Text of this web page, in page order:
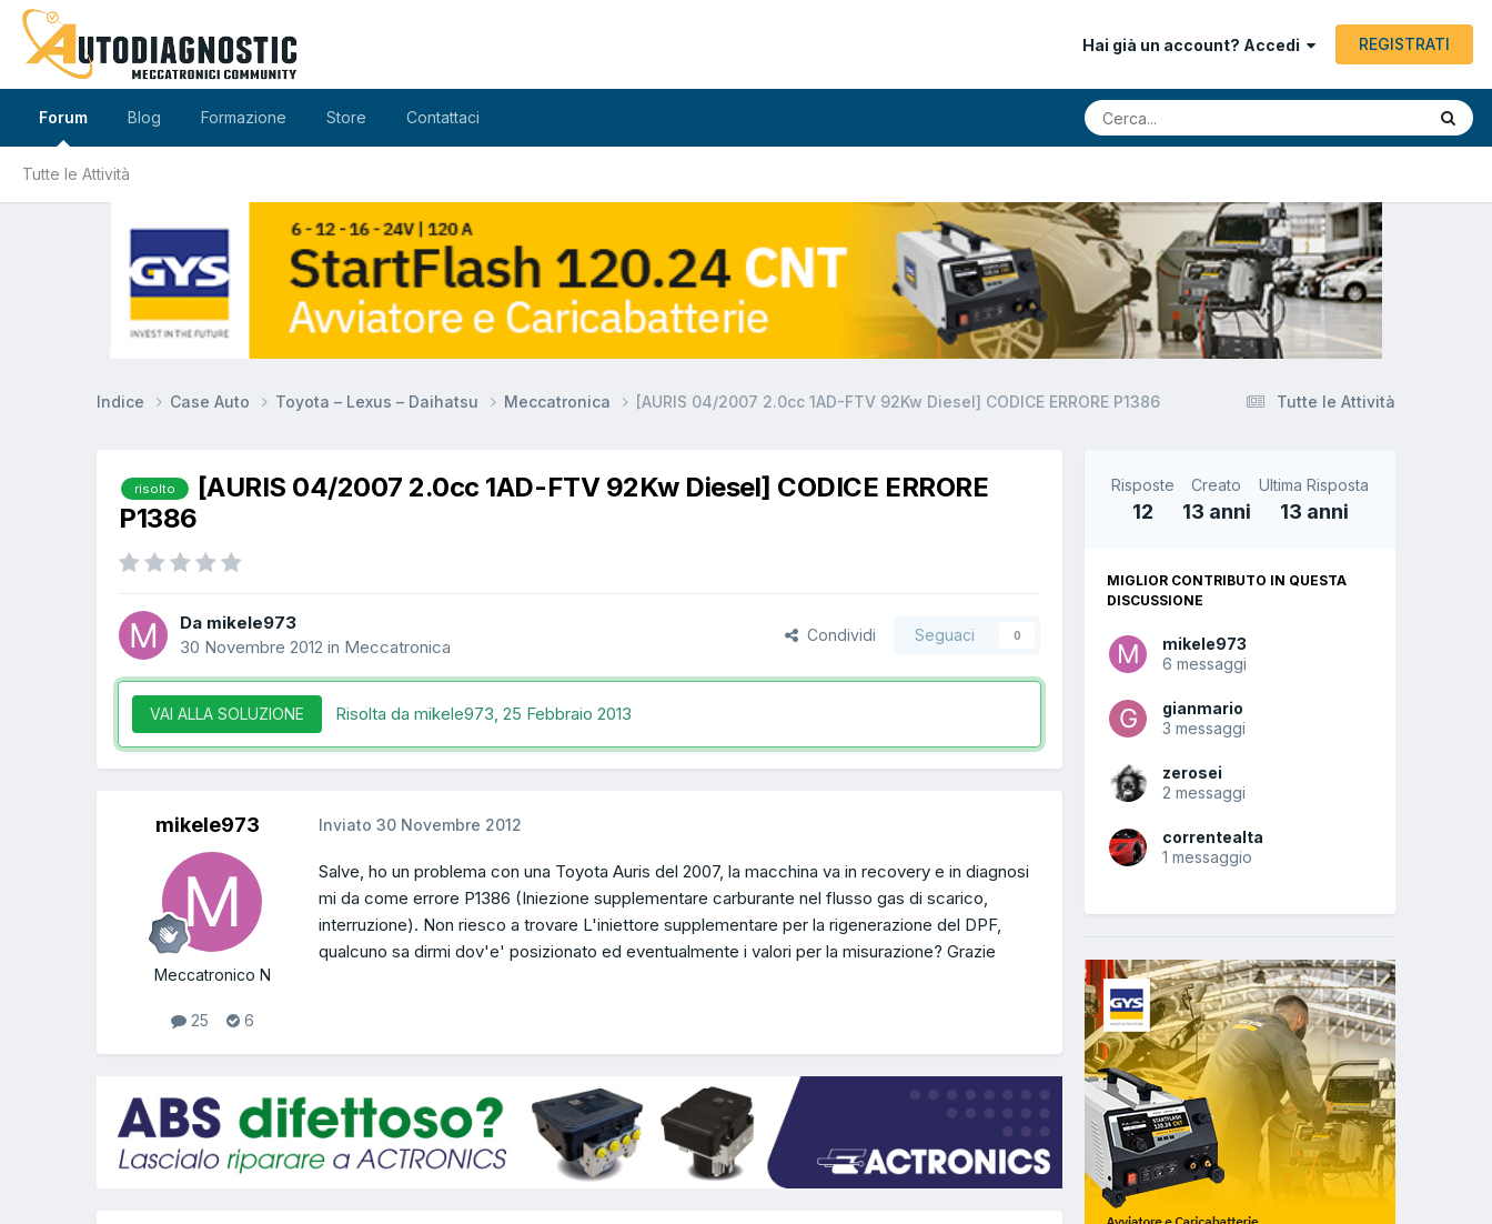
Hai già un account? Accedi REGISTRATI
Forum
Tutte le Attività
Blog Formazione Store Contattaci
Tutte le Attività
Indice Case Auto Toyota – Lexus – Daihatsu Meccatronica [AURIS 04/2007 2.0cc 1AD-FTV 92Kw Diesel] CODICE ERRORE P1386
risolto
[AURIS 04/2007 2.0cc 1AD-FTV 92Kw Diesel] CODICE ERRORE
P1386
Da mikele973
30 Novembre 2012 in Meccatronica
Condividi Seguaci 0
VAI ALLA SOLUZIONE Risolta da mikele973, 25 Febbraio 2013
mikele973
Meccatronico N
25 6
Inviato 30 Novembre 2012
Salve, ho un problema con una Toyota Auris del 2007, la macchina va in recovery e in diagnosi
mi da come errore P1386 (Iniezione supplementare carburante nel flusso gas di scarico,
interruzione). Non riesco a trovare L'iniettore supplementare per la rigenerazione del DPF,
qualcuno sa dirmi dov'e' posizionato ed eventualmente i valori per la misurazione? Grazie
Risposte
12
Creato
13 anni
Ultima Risposta
13 anni
MIGLIOR CONTRIBUTO IN QUESTA
DISCUSSIONE
mikele973
6 messaggi
gianmario
3 messaggi
zerosei
2 messaggi
correntealta
1 messaggio